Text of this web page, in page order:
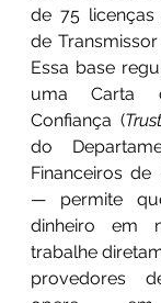
de 75 licenças
de Transmissor
Essa base
uma Carta
Confiança (
do
Financeiros de
— permite
dinheiro em
trabalhe
provedores